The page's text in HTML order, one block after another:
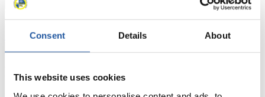
Consent Details About
This website uses cookies
Zielgruppen Anzeigen
Für Presse- und Medienvertreter